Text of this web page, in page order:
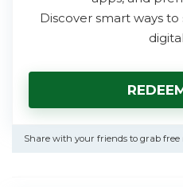
Discover smart ways
Share with your friends to grab free